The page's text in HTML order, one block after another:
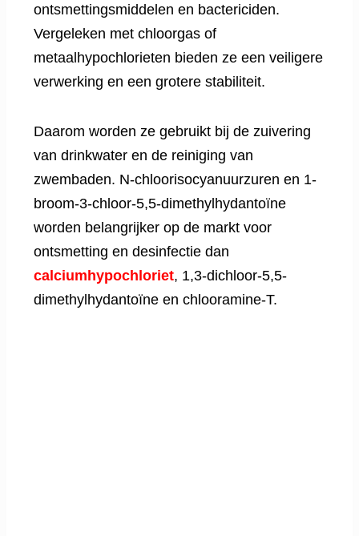
ontsmettingsmiddelen en bactericiden.
Vergeleken met chloorgas of
metaalhypochlorieten bieden ze een veiligere
verwerking en een grotere stabiliteit.
Daarom worden ze gebruikt bij de zuivering
van drinkwater en de reiniging van
zwembaden. N-chloorisocyanuurzuren en 1-
broom-3-chloor-5,5-dimethylhydantoïne
worden belangrijker op de markt voor
ontsmetting en desinfectie dan
calciumhypochloriet, 1,3-dichloor-5,5-
dimethylhydantoïne en chlooramine-T.